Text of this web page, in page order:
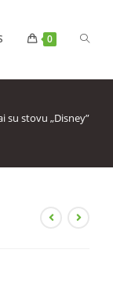
0
su stovu „Disney”